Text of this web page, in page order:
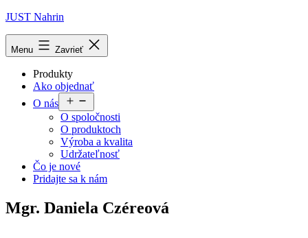
Prejsť
JUST Nahrin
Menu Zavrieť
Produkty
Ako objednať
O nás
menu
O spoločnosti
O produktoch
Výroba a kvalita
Udržateľnosť
Čo je nové
Pridajte sa k nám
Mgr. Daniela Czéreová